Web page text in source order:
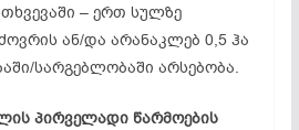
– ერთ სულზე
ან/და არანაკლებ 0,5 ჰა
სარგებლობაში არსებობა.
პირველადი წარმოების